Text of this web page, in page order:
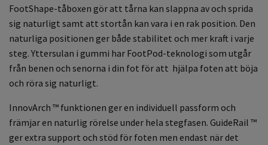
FootShape-tåboxen gör att tårna kan slappna av och sprida
sig naturligt samt att stortån kan vara i en rak position. Den
naturliga positionen ger både stabilitet och mer kraft i varje
steg. Yttersulan i gummi har FootPod-teknologi som utgår
från benen och senorna i din fot för att hjälpa foten att böja
och röra sig naturligt.
InnovArch ™ funktionen ger en individuell passform och
främjar en naturlig rörelse under hela stegfasen. GuideRail ™
ger extra support och stöd för foten men endast när det